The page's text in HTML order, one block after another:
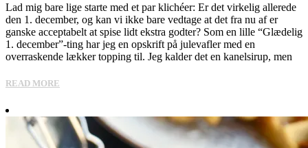
Lad mig bare lige starte med et par klichéer: Er det virkelig allerede
den 1. december, og kan vi ikke bare vedtage at det fra nu af er
ganske acceptabelt at spise lidt ekstra godter? Som en lille “Glædelig
1. december”-ting har jeg en opskrift på julevafler med en
overraskende lækker topping til. Jeg kalder det en kanelsirup, men
READ MORE